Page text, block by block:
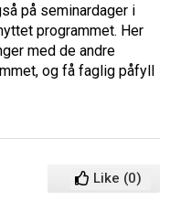
på seminardager i
programmet. Her
med de andre
og få faglig påfyll
Like (0)